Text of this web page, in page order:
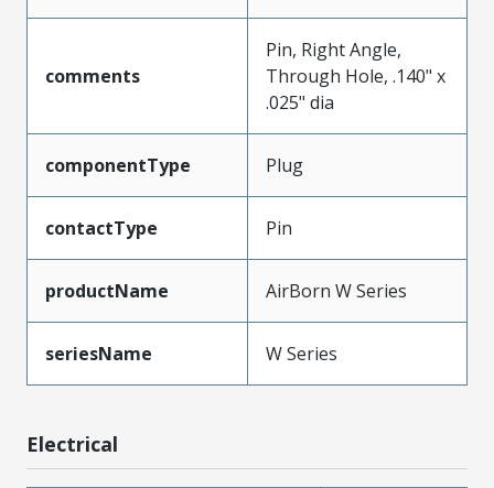
comments
Pin, Right Angle,
Through Hole, .140" x
.025" dia
componentType Plug
contactType Pin
productName AirBorn W Series
seriesName W Series
Electrical